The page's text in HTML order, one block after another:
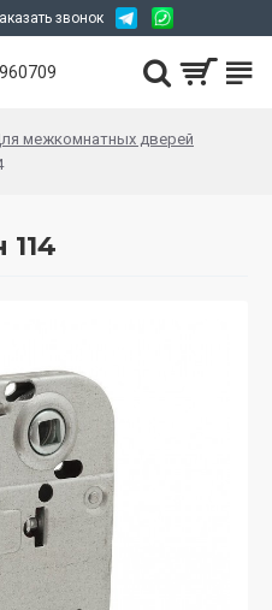
звонок
межкомнатных дверей